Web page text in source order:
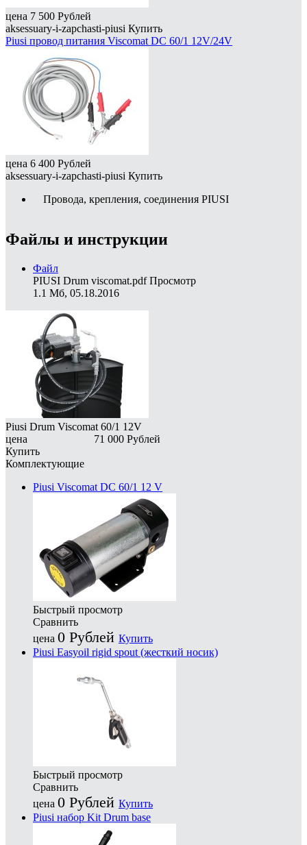
цена 7 500 Рублей
aksessuary-i-zapchasti-piusi Купить
Piusi провод питания Viscomat DC 60/1 12V/24V
цена 6 400 Рублей
aksessuary-i-zapchasti-piusi Купить
Провода, крепления, соединения PIUSI
Файлы и инструкции
Файл
PIUSI Drum viscomat.pdf Просмотр
1.1 Мб, 05.18.2016
Piusi Drum Viscomat 60/1 12V
цена
71 000 Рублей
Купить
Комплектующие
Piusi Viscomat DC 60/1 12 V
Быстрый просмотр
Сравнить
цена 0 Рублей Купить
Piusi Easyoil rigid spout (жесткий носик)
Быстрый просмотр
Сравнить
цена 0 Рублей Купить
Piusi набор Kit Drum base